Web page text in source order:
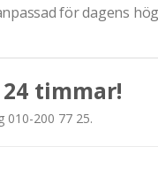
för dagens
timmar!
010-200 77 25.